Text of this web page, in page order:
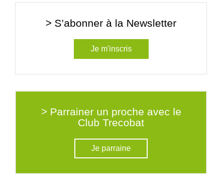
> S’abonner à la Newsletter
Je m'inscris
> Parrainer un proche avec le
Club Trecobat
Je parraine